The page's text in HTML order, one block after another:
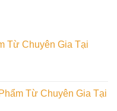
Từ Chuyên Gia Tại
Từ Chuyên Gia Tại